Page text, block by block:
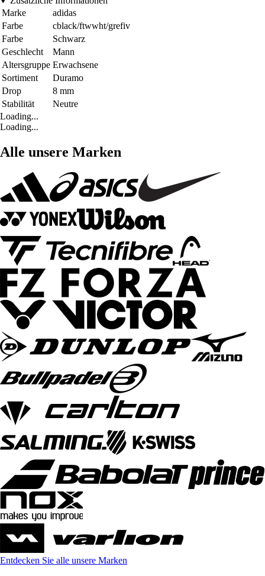
Marke
adidas
Farbe
cblack/ftwwht/grefiv
Farbe
Schwarz
Geschlecht
Mann
Altersgruppe Erwachsene
Sortiment
Duramo
Drop
8 mm
Stabilität
Neutre
Loading...
Loading...
Alle unsere Marken
Entdecken Sie alle unsere Marken